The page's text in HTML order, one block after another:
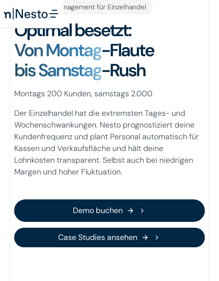
Workforce Management für Einzelhandel
Optimal besetzt:
Von Montag-Flaute
bis Samstag-Rush
Montags 200 Kunden, samstags 2.000
Der Einzelhandel hat die extremsten Tages- und
Wochenschwankungen. Nesto prognostiziert deine
Kundenfrequenz und plant Personal automatisch für
Kassen und Verkaufsfläche und hält deine
Lohnkosten transparent. Selbst auch bei niedrigen
Margen und hoher Fluktuation.
Demo buchen
Demo buchen
Case Studies ansehen
Case Studies ansehen